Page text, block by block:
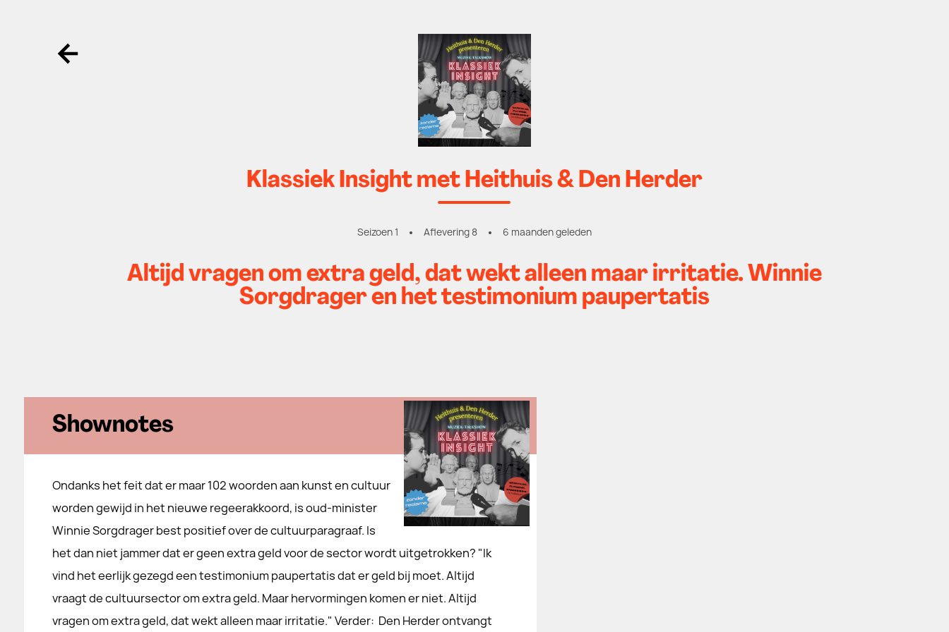
Ga terug
Klassiek Insight met Heithuis & Den Herder
Seizoen 1 Aflevering 8 6 maanden geleden
Altijd vragen om extra geld, dat wekt alleen maar irritatie. Winnie
Sorgdrager en het testimonium paupertatis
Shownotes
Ondanks het feit dat er maar 102 woorden aan kunst en cultuur
worden gewijd in het nieuwe regeerakkoord, is oud-minister
Winnie Sorgdrager best positief over de cultuurparagraaf. Is
het dan niet jammer dat er geen extra geld voor de sector wordt uitgetrokken? "Ik
vind het eerlijk gezegd een testimonium paupertatis dat er geld bij moet. Altijd
vraagt de cultuursector om extra geld. Maar hervormingen komen er niet. Altijd
vragen om extra geld, dat wekt alleen maar irritatie." Verder: Den Herder ontvangt